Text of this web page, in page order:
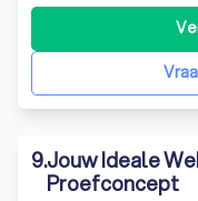
9.Jouw Ideale
Proefconcept